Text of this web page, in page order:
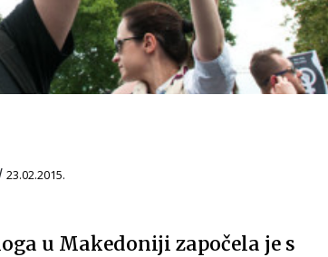
23.02.2015.
u Makedoniji započela je s